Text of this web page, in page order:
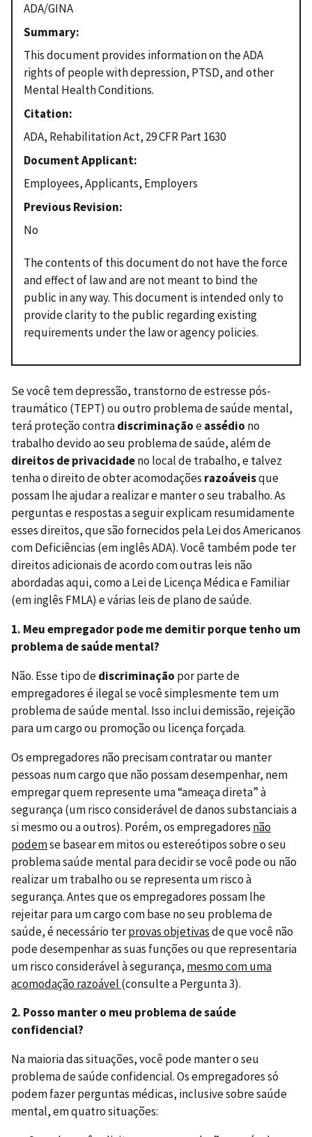
ADA/GINA
Summary
This document provides information on the ADA
rights of people with depression, PTSD, and other
Mental Health Conditions.
Citation
ADA, Rehabilitation Act, 29 CFR Part 1630
Document Applicant
Employees, Applicants, Employers
Previous Revision
No
The contents of this document do not have the force
and effect of law and are not meant to bind the
public in any way. This document is intended only to
provide clarity to the public regarding existing
requirements under the law or agency policies.
Se você tem depressão, transtorno de estresse pós-
traumático (TEPT) ou outro problema de saúde mental,
terá proteção contradiscriminaçãoeassédio no
trabalho devido ao seu problema de saúde, além de
direitos de privacidadeno local de trabalho, e talvez
tenha o direito de obter acomodações razoáveisque
possam lhe ajudar a realizar e manter o seu trabalho. As
perguntas e respostas a seguir explicam resumidamente
esses direitos, que são fornecidos pela Lei dos Americanos
com Deficiências (em inglês ADA). Você também pode ter
direitos adicionais de acordo com outras leis não
abordadas aqui, como a Lei de Licença Médica e Familiar
(em inglês FMLA) e várias leis de plano de saúde.
1. Meu empregador pode me demitir porque tenho um
problema de saúde mental?
Não. Esse tipo dediscriminação por parte de
empregadores é ilegal se você simplesmente tem um
problema de saúde mental. Isso inclui demissão, rejeição
para um cargo ou promoção ou licença forçada.
Os empregadores não precisam contratar ou manter
pessoas num cargo que não possam desempenhar, nem
empregar quem represente uma “ameaça direta” à
segurança (um risco considerável de danos substanciais a
si mesmo ou a outros). Porém, os empregadores não
podemse basear em mitos ou estereótipos sobre o seu
problema saúde mental para decidir se você pode ou não
realizar um trabalho ou se representa um risco à
segurança. Antes que os empregadores possam lhe
rejeitar para um cargo com base no seu problema de
saúde, é necessário terprovas objetivasde que você não
pode desempenhar as suas funções ou que representaria
um risco considerável à segurança, mesmo com uma
acomodação razoável (consulte a Pergunta 3).
2. Posso manter o meu problema de saúde
confidencial?
Na maioria das situações, você pode manter o seu
problema de saúde confidencial. Os empregadores só
podem fazer perguntas médicas, inclusive sobre saúde
mental, em quatro situações: